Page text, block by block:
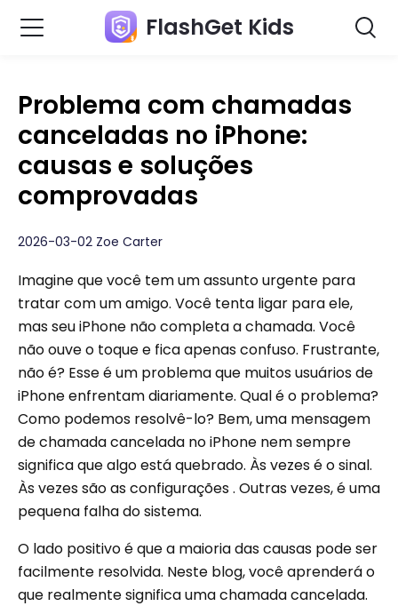
FlashGet Kids
Problema com chamadas
canceladas no iPhone:
causas e soluções
comprovadas
2026-03-02 Zoe Carter
Imagine que você tem um assunto urgente para
tratar com um amigo. Você tenta ligar para ele,
mas seu iPhone não completa a chamada. Você
não ouve o toque e fica apenas confuso. Frustrante,
não é? Esse é um problema que muitos usuários de
iPhone enfrentam diariamente. Qual é o problema?
Como podemos resolvê-lo? Bem, uma mensagem
de chamada cancelada no iPhone nem sempre
significa que algo está quebrado. Às vezes é o sinal.
Às vezes são as configurações . Outras vezes, é uma
pequena falha do sistema.
O lado positivo é que a maioria das causas pode ser
facilmente resolvida. Neste blog, você aprenderá o
que realmente significa uma chamada cancelada.